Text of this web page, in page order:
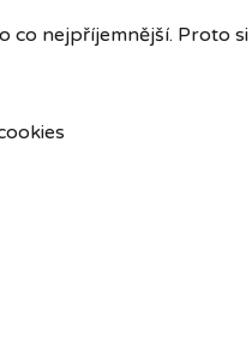
nejpříjemnější. Proto